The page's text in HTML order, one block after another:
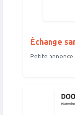
Échange
Petite annonce